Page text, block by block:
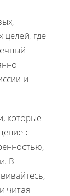
целей, где
и
которые
с
В-
читая